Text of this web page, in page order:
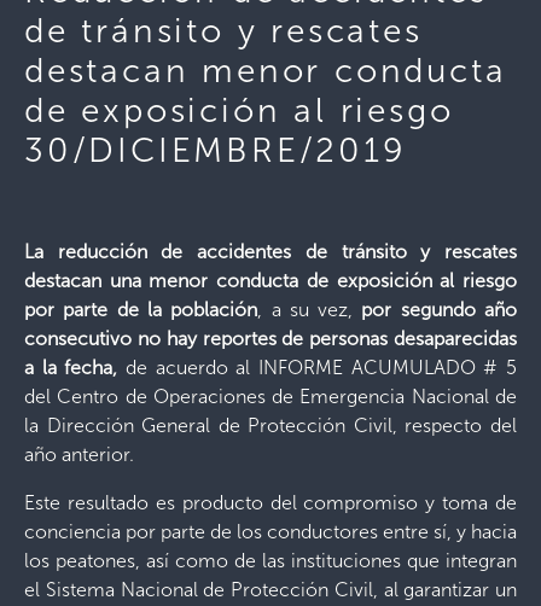
de tránsito y rescates
destacan menor conducta
de exposición al riesgo
30/DICIEMBRE/2019
La reducción de accidentes de tránsito y rescates
destacan una menor conducta de exposición al riesgo
por parte de la población, a su vez, por segundo año
consecutivo no hay reportes de personas desaparecidas
a la fecha, de acuerdo al INFORME ACUMULADO # 5
del Centro de Operaciones de Emergencia Nacional de
la Dirección General de Protección Civil, respecto del
año anterior.
Este resultado es producto del compromiso y toma de
conciencia por parte de los conductores entre sí, y hacia
los peatones, así como de las instituciones que integran
el Sistema Nacional de Protección Civil, al garantizar un